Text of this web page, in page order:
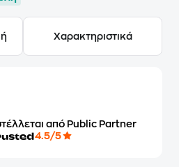
Χαρακτηριστικά
από Public Partner
4.5/5